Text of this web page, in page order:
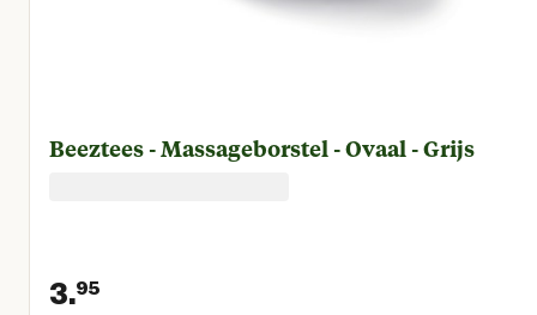
Beeztees - Massageborstel - Ovaal - Grijs
3.95